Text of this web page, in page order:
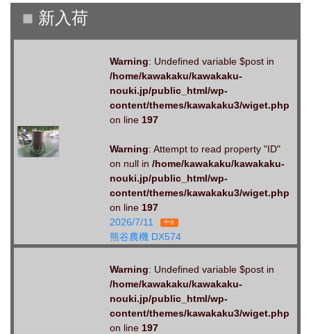
Warning: Undefined variable $post in
/home/kawakaku/kawakaku-
nouki.jp/public_html/wp-
content/themes/kawakaku3/wiget.php
on line 197
Warning: Attempt to read property "ID"
on null in /home/kawakaku/kawakaku-
nouki.jp/public_html/wp-
content/themes/kawakaku3/wiget.php
on line 197
2026/7/11
中古
熊谷農機 DX574
Warning: Undefined variable $post in
/home/kawakaku/kawakaku-
nouki.jp/public_html/wp-
content/themes/kawakaku3/wiget.php
on line 197